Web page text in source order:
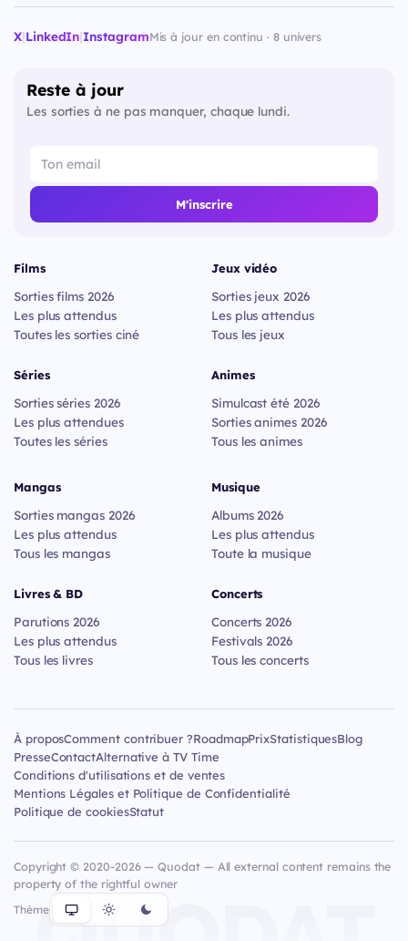
X|LinkedIn|InstagramMis à jour en continu · 8 univers
Reste à jour
Les sorties à ne pas manquer, chaque lundi.
M'inscrire
Films
Sorties films 2026
Les plus attendus
Toutes les sorties ciné
Séries
Sorties séries 2026
Les plus attendues
Toutes les séries
Jeux vidéo
Sorties jeux 2026
Les plus attendus
Tous les jeux
Animes
Simulcast été 2026
Sorties animes 2026
Tous les animes
Mangas
Sorties mangas 2026
Les plus attendus
Tous les mangas
Livres & BD
Parutions 2026
Les plus attendus
Tous les livres
Musique
Albums 2026
Les plus attendus
Toute la musique
Concerts
Concerts 2026
Festivals 2026
Tous les concerts
À proposComment contribuer ?RoadmapPrixStatistiquesBlog
PresseContactAlternative à TV Time
Conditions d'utilisations et de ventes
Mentions Légales et Politique de Confidentialité
Politique de cookiesStatut
Copyright © 2020-2026 — Quodat — All external content remains the
property of the rightful owner
Thème